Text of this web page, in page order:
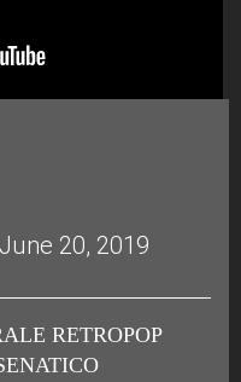
20, 2019
RETROPOP